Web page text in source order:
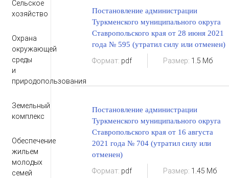
Сельское
хозяйство
Охрана
окружающей
среды
и
природопользования
Земельный
комплекс
Обеспечение
жильем
молодых
семей
Постановление администрации
Туркменского муниципального округа
Ставропольского края от 28 июня 2021
года № 595 (утратил силу или отменен)
Формат: pdf Размер: 1.5 Мб
Постановление администрации
Туркменского муниципального округа
Ставропольского края от 16 августа
2021 года № 704 (утратил силу или
отменен)
Формат: pdf Размер: 1.45 Мб